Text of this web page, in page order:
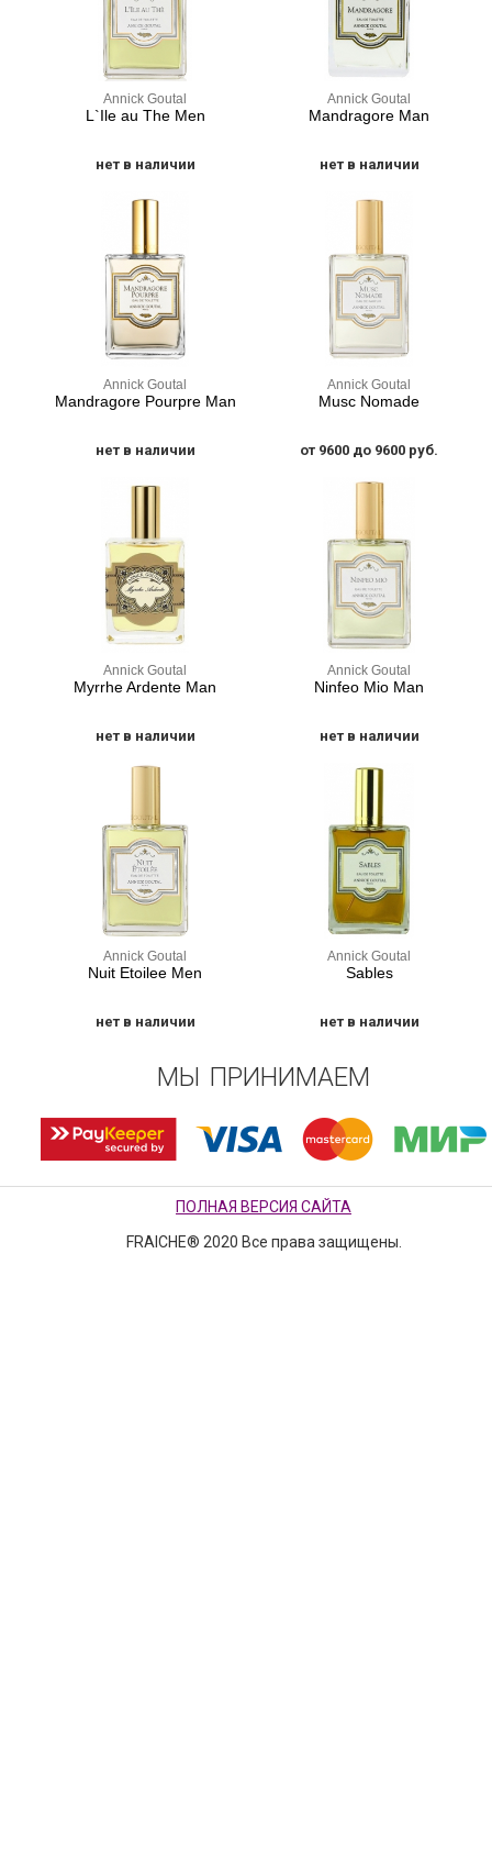
Annick Goutal
L`Ile au The Men
нет в наличии
Annick Goutal
Mandragore Man
нет в наличии
Annick Goutal
Mandragore Pourpre Man
нет в наличии
Annick Goutal
Musc Nomade
от 9600 до 9600 руб.
Annick Goutal
Myrrhe Ardente Man
нет в наличии
Annick Goutal
Ninfeo Mio Man
нет в наличии
Annick Goutal
Nuit Etoilee Men
нет в наличии
Annick Goutal
Sables
нет в наличии
МЫ ПРИНИМАЕМ
ПОЛНАЯ ВЕРСИЯ САЙТА
FRAICHE® 2020 Все права защищены.